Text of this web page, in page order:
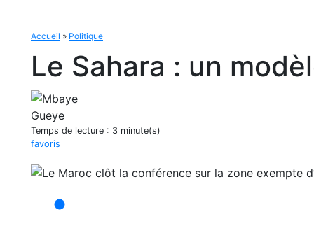
Accueil » Politique
Le Sahara : un
Temps de lecture : 3 minute(s)
favoris